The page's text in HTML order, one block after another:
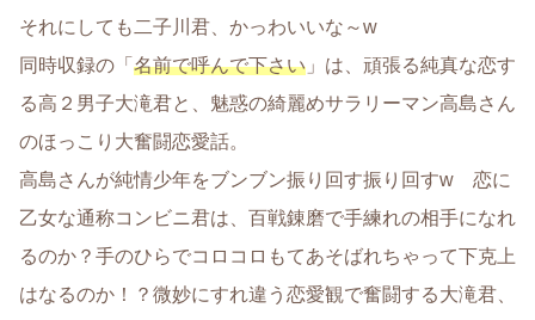
それにしても二子川君、かっわいいな～w
同時収録の「 名前で呼んで下さい 」は、頑張る純真な恋す
る高２男子大滝君と、魅惑の綺麗めサラリーマン高島さん
のほっこり大奮闘恋愛話。
高島さんが純情少年をブンブン振り回す振り回すw 恋に
乙女な通称コンビニ君は、百戦錬磨で手練れの相手になれ
るのか？手のひらでコロコロもてあそばれちゃって下克上
はなるのか！？微妙にすれ違う恋愛観で奮闘する大滝君、